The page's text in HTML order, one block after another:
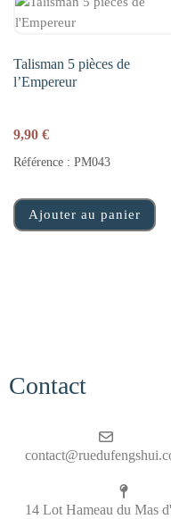
Talisman 5 pièces de
l’Empereur
9,90 €
Référence : PM043
Ajouter au panier
Contact
14 Lot Hameau du Mas